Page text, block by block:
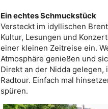
Ein echtes Schmuckstück
Versteckt im idyllischen
Kultur, Lesungen und
einer kleinen Zeitreise ein.
Atmosphäre genießen und
Direkt an der Nidda
Radtour. Einfach mal
spüren.